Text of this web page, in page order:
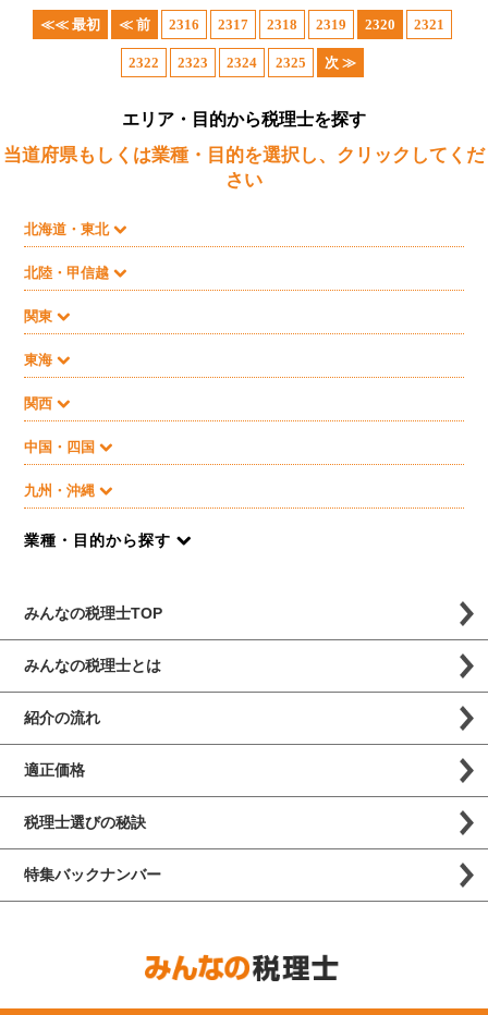
≪≪ 最初 ≪ 前 2316 2317 2318 2319 2320 2321
2322 2323 2324 2325 次 ≫
エリア・目的から税理士を探す
当道府県もしくは業種・目的を選択し、クリックしてくだ
さい
北海道・東北
北陸・甲信越
関東
東海
関西
中国・四国
九州・沖縄
業種・目的から探す
みんなの税理士TOP
みんなの税理士とは
紹介の流れ
適正価格
税理士選びの秘訣
特集バックナンバー